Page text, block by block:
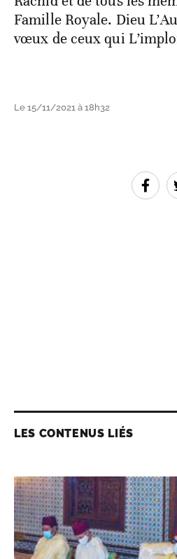
Famille Royale. Dieu
vœux de ceux qui
Le 15/11/2021 à 18h32
LES CONTENUS LIÉS